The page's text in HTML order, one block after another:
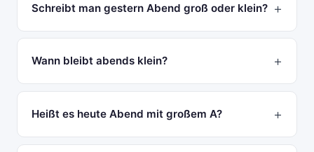
Schreibt man gestern Abend groß oder klein?
Wann bleibt abends klein?
Heißt es heute Abend mit großem A?